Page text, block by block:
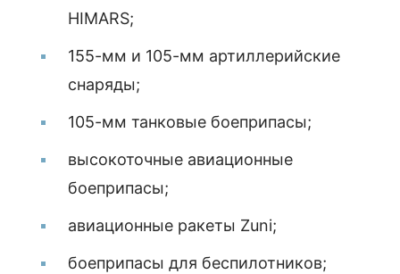
HIMARS;
155-мм и 105-мм артиллерийские
снаряды;
105-мм танковые боеприпасы;
высокоточные авиационные
боеприпасы;
авиационные ракеты Zuni;
боеприпасы для беспилотников;